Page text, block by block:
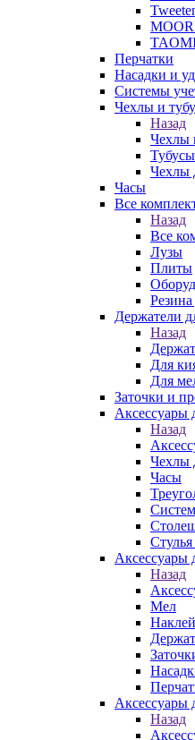
Перчатки
Насадки и
Системы
Чехлы и
Назад
Чехлы
Тубусы
Чехлы
Часы
Все
Назад
Все
Лузы
Плиты
Держатели
Назад
Для
Для
Заточки и
Аксессуары
Назад
Чехлы
Часы
Аксессуары
Назад
Мел
Аксессуары
Назад